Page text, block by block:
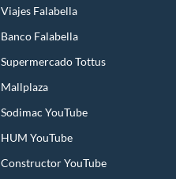
Viajes Falabella
Banco Falabella
Supermercado Tottus
Mallplaza
Sodimac YouTube
HUM YouTube
Constructor YouTube